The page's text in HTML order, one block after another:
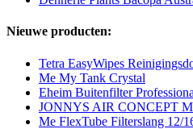
Nieuwe producten:
Tetra EasyWipes
Me My Tank Crystal
Eheim Buitenfilter
JONNYS AIR CONCEPT
Me FlexTube Filterslang 12/